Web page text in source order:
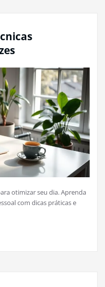
otimizar seu dia. Aprenda
com dicas práticas e